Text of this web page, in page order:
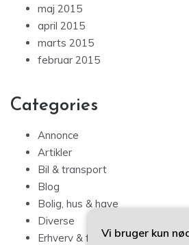
maj 2015
april 2015
marts 2015
februar 2015
Categories
Annonce
Artikler
Bil & transport
Blog
Bolig, hus & have
Diverse
Erhverv & forbrugVi bruger kun